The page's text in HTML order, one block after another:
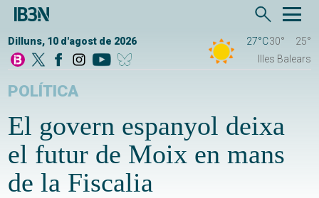
Dilluns, 10 d'agost de 2026 27°C30°
25°
Illes Balears
POLÍTICA
El govern espanyol deixa
el futur de Moix en mans
de la Fiscalia